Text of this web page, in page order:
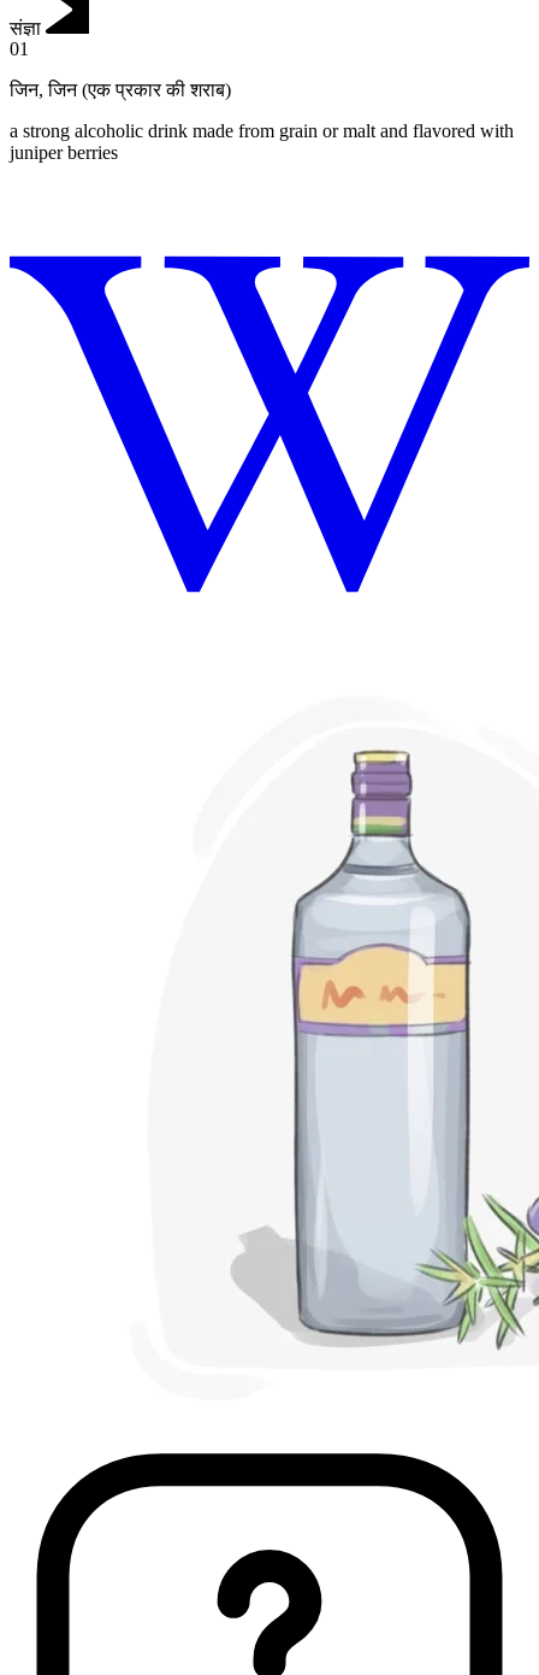
संज्ञा
01
जिन,जिन (एक प्रकार की शराब)
a strong alcoholic drink made from grain or malt and flavored with
juniper berries